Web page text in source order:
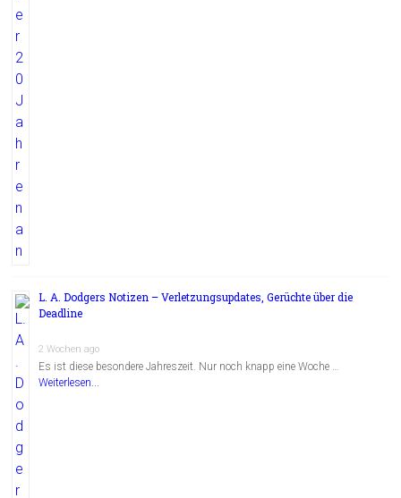
L. A. Dodgers Notizen – Verletzungsupdates, Gerüchte über die
Deadline
2 Wochen ago
Es ist diese besondere Jahreszeit. Nur noch knapp eine Woche …
Weiterlesen...